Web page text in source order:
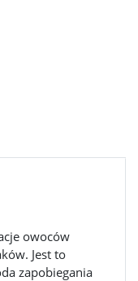
owoców
Jest to
zapobiegania